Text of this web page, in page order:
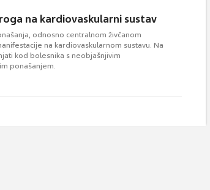
na kardiovaskularni sustav
odnosno centralnom živčanom
na kardiovaskularnom sustavu. Na
kod bolesnika s neobjašnjivim
ponašanjem.